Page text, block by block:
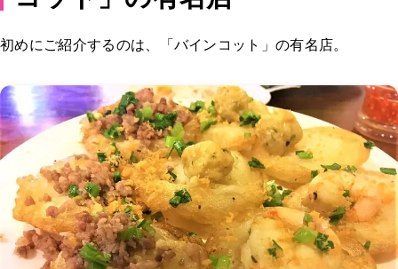
初めにご紹介するのは、「バインコット」の有名店。